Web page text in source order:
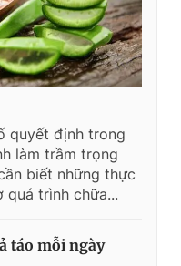
quyết định trong
làm trầm trọng
biết những thực
quá trình chữa...
táo mỗi ngày